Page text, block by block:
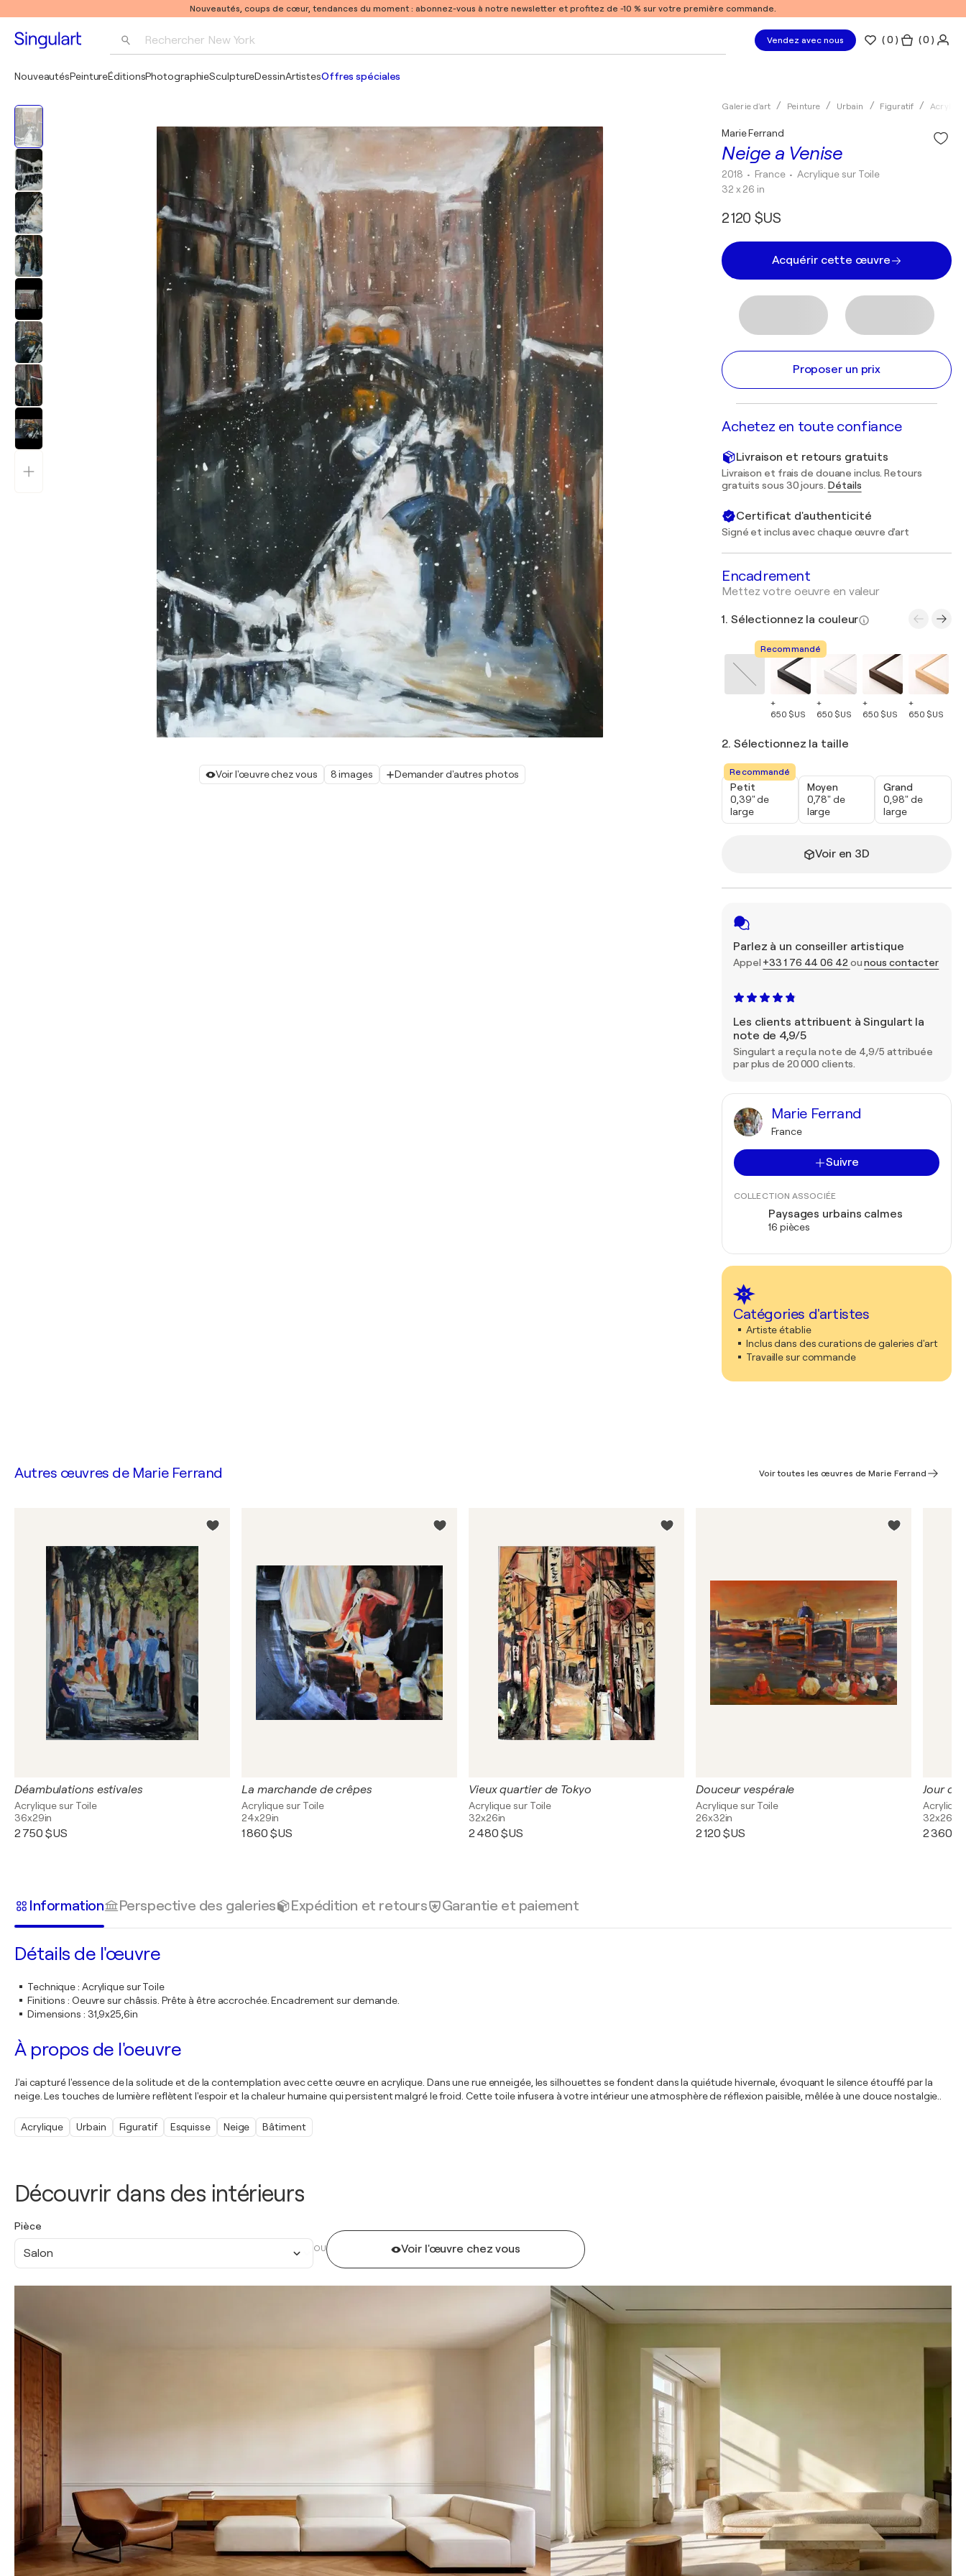
Nouveautés, coups de cœur, tendances du moment : abonnez-vous à notre newsletter et profitez de -10 % sur votre première commande.
Rechercher New York
Pablo Picasso
Vendez avec nous (0 ) ( 0 )
NouveautésPeintureÉditionsPhotographieSculptureDessinArtistesOffres spéciales
Voir l'œuvre chez vous 8 images Demander d'autres photos
Galerie d'art Peinture Urbain Figuratif
Neige a Venise
Marie Ferrand
2018 • France •Acrylique sur Toile
32 x 26 in
2 120 $US
Acquérir cette œuvre
Proposer un prix
Achetez en toute confiance
Livraison et retours gratuits
Livraison et frais de douane inclus. Retours
gratuits sous 30 jours. Détails
Certificat d'authenticité
Signé et inclus avec chaque œuvre d'art
Encadrement
Mettez votre oeuvre en valeur
1. Sélectionnez la couleur
Recommandé
+
650 $US
+
650 $US
+
650 $US
+
650 $US
2. Sélectionnez la taille
Recommandé
Petit
0,39" de
large
Moyen
0,78" de
large
Grand
0,98" de
large
Voir en 3D
Parlez à un conseiller artistique
Appel +33 1 76 44 06 42 ounous contacter
Les clients attribuent à Singulart la
note de 4,9/5
Singulart a reçu la note de 4,9/5 attribuée
par plus de 20 000 clients.
Marie Ferrand
France
Suivre
COLLECTION ASSOCIÉE
Paysages urbains calmes
16 pièces
Catégories d'artistes
Artiste établie
Inclus dans des curations de galeries d'art
Travaille sur commande
Découvrir dans des intérieurs
Pièce
Salon OU Voir l'œuvre chez vous
Autres œuvres de Marie Ferrand Voir toutes les œuvres de Marie Ferrand
Déambulations estivales
Acrylique sur Toile
36x29in
2 750 $US
La marchande de crêpes
Acrylique sur Toile
24x29in
1 860 $US
Vieux quartier de Tokyo
Acrylique sur Toile
32x26in
2 480 $US
Douceur vespérale
Acrylique sur Toile
26x32in
2 120 $US
Jour de
32x26in
2 360
Information Perspective des galeries Expédition et retours Garantie et paiement
Détails de l'œuvre
Technique: Acrylique sur Toile
Finitions : Oeuvre sur châssis. Prête à être accrochée. Encadrement sur demande.
Dimensions : 31,9x25,6in
À propos de l'oeuvre
J'ai capturé l'essence de la solitude et de la contemplation avec cette œuvre en acrylique. Dans une rue enneigée, les silhouettes se fondent dans la quiétude hivernale, évoquant le silence étouffé par la
neige. Les touches de lumière reflètent l'espoir et la chaleur humaine qui persistent malgré le froid. Cette toile infusera à votre intérieur une atmosphère de réflexion paisible, mêlée à une douce nostalgie..
Acrylique Urbain Figuratif Esquisse Neige Bâtiment